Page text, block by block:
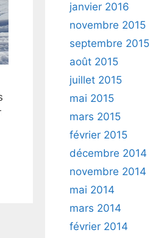
janvier 2016
novembre 2015
septembre 2015
août 2015
juillet 2015
mai 2015
mars 2015
février 2015
décembre 2014
novembre 2014
mai 2014
mars 2014
février 2014